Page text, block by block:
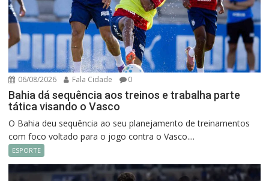
06/08/2026 Fala Cidade 0
Bahia dá sequência aos treinos e trabalha parte
tática visando o Vasco
O Bahia deu sequência ao seu planejamento de treinamentos
com foco voltado para o jogo contra o Vasco....
ESPORTE